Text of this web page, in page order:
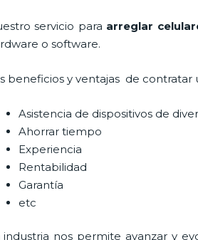
servicio para arreglar
o software.
beneficios y ventajas de contratar
Asistencia de dispositivos de
Ahorrar tiempo
Experiencia
Rentabilidad
Garantía
etc
industria nos permite avanzar y